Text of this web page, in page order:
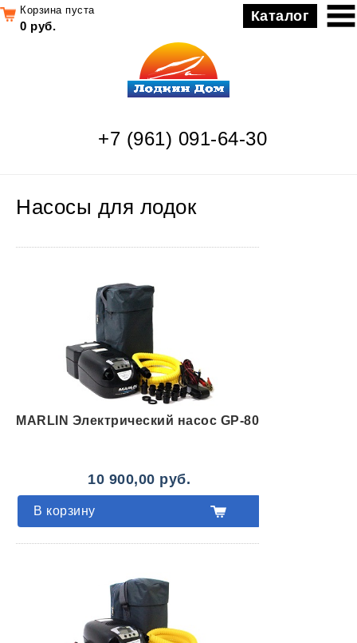
+7 (961) 091-64-30
Насосы для лодок
MARLIN Электрический насос GP-80
В корзину
10 900,00 руб.
Корзина пуста
0 руб.
Каталог